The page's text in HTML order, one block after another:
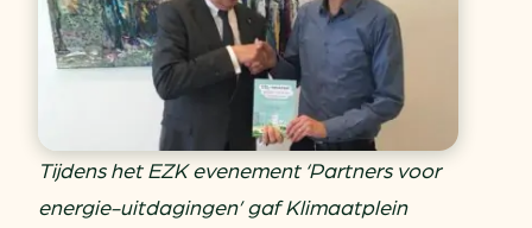
Tijdens het EZK evenement ‘Partners voor
energie-uitdagingen’ gaf Klimaatplein